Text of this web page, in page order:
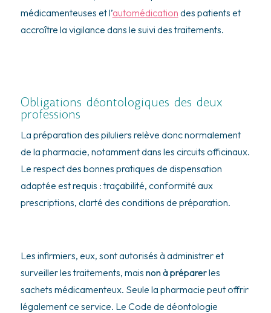
médicamenteuses et l’automédication des patients et
accroître la vigilance dans le suivi des traitements.
Obligations déontologiques des deux
professions
La préparation des piluliers relève donc normalement
de la pharmacie, notamment dans les circuits officinaux.
Le respect des bonnes pratiques de dispensation
adaptée est requis : traçabilité, conformité aux
prescriptions, clarté des conditions de préparation.
Les infirmiers, eux, sont autorisés à administrer et
surveiller les traitements, mais non à préparerles
sachets médicamenteux. Seule la pharmacie peut offrir
légalement ce service. Le Code de déontologie